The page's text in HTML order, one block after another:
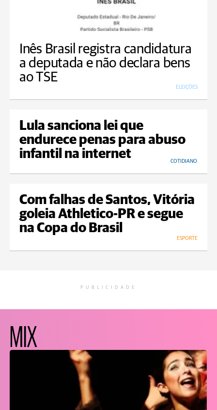
Inês Brasil registra candidatura
a deputada e não declara bens
ao TSE
ELEIÇÕES
Lula sanciona lei que
endurece penas para abuso
infantil na internet
COTIDIANO
Com falhas de Santos, Vitória
goleia Athletico-PR e segue
na Copa do Brasil
ESPORTE
PUBLICIDADE
MIX